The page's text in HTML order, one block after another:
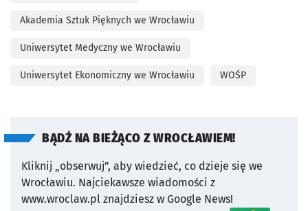
Akademia Sztuk Pięknych we Wrocławiu
Uniwersytet Medyczny we Wrocławiu
Uniwersytet Ekonomiczny we Wrocławiu WOŚP
BĄDŹ NA BIEŻĄCO Z WROCŁAWIEM!
Kliknij „obserwuj”, aby wiedzieć, co dzieje się we
Wrocławiu. Najciekawsze wiadomości z
www.wroclaw.pl znajdziesz w Google News!